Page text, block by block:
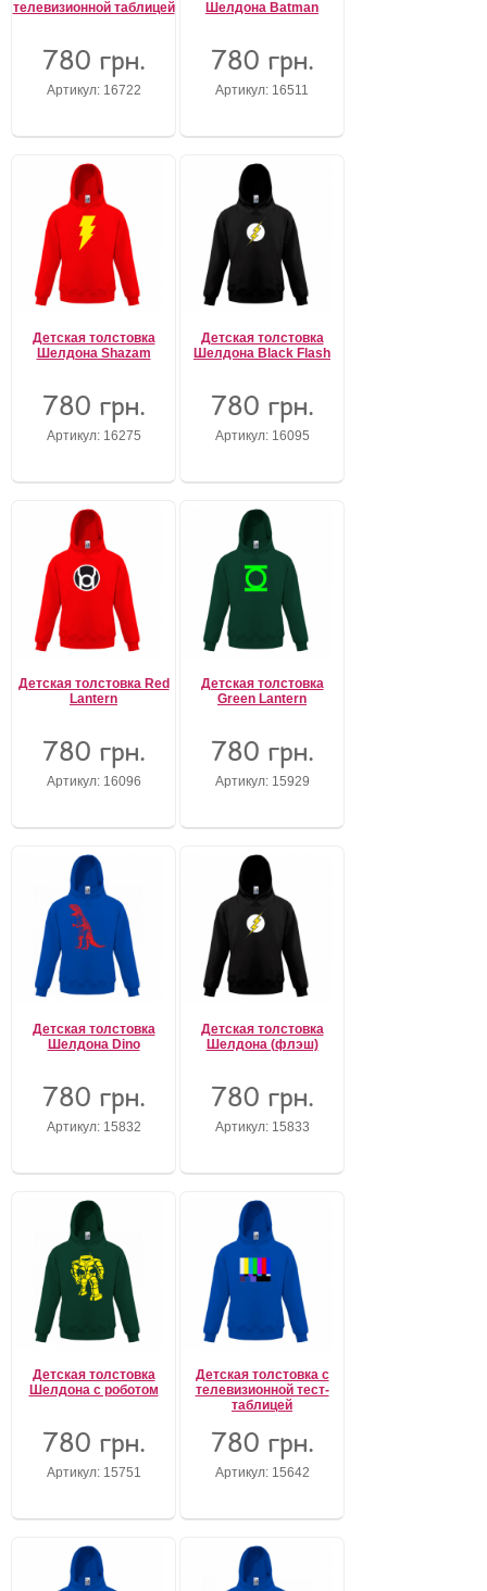
телевизионной таблицей
780 грн.
Артикул: 16722
Шелдона Batman
780 грн.
Артикул: 16511
Детская толстовка
Шелдона Shazam
780 грн.
Артикул: 16275
Детская толстовка
Шелдона Black Flash
780 грн.
Артикул: 16095
Детская толстовка Red
Lantern
780 грн.
Артикул: 16096
Детская толстовка
Green Lantern
780 грн.
Артикул: 15929
Детская толстовка
Шелдона Dino
780 грн.
Артикул: 15832
Детская толстовка
Шелдона (флэш)
780 грн.
Артикул: 15833
Детская толстовка
Шелдона с роботом
780 грн.
Артикул: 15751
Детская толстовка с
телевизионной тест-
таблицей
780 грн.
Артикул: 15642